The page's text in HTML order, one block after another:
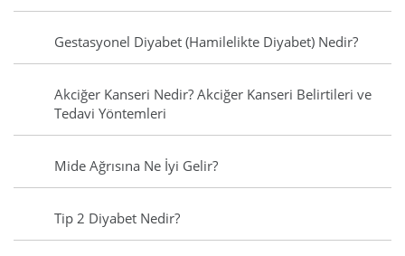
Gestasyonel Diyabet (Hamilelikte Diyabet) Nedir?
Akciğer Kanseri Nedir? Akciğer Kanseri Belirtileri ve
Tedavi Yöntemleri
Mide Ağrısına Ne İyi Gelir?
Tip 2 Diyabet Nedir?